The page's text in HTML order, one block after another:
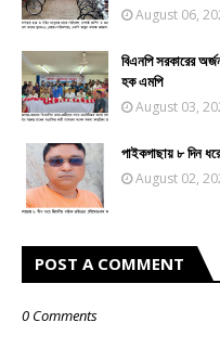
August 06,
বিএনপি সরকারের
হক এমপি
August 03,
পাইকগাছায় ৮ দিন
August 02,
POST A COMMENT
0 Comments